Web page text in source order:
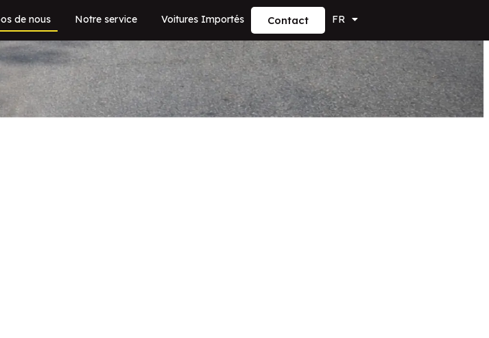
de nous Notre service Voitures Importés Contact FR